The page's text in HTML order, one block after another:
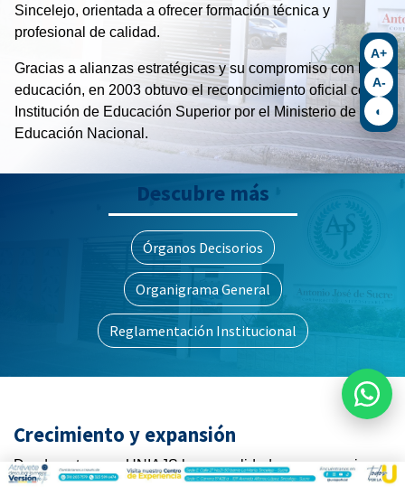
Sincelejo, orientada a ofrecer formación técnica y
profesional de calidad.
Gracias a alianzas estratégicas y su compromiso con la
educación, en 2003 obtuvo el reconocimiento oficial como
Institución de Educación Superior por el Ministerio de
Educación Nacional.
Descubre más
Órganos Decisorios
Organigrama General
Reglamentación Institucional
Crecimiento y expansión
Desde entonces, UNIAJS ha consolidado su presencia en
A+
A-
◐